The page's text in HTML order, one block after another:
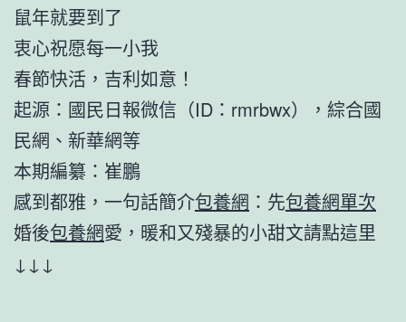
鼠年就要到了
衷心祝愿每一小我
春節快活，吉利如意！
起源：國民日報微信（ID：rmrbwx），綜合國
民網、新華網等
本期編纂：崔鵬
感到都雅，一句話簡介包養網 ：先包養網單次
婚後包養網愛，暖和又殘暴的小甜文請點這里
↓↓↓